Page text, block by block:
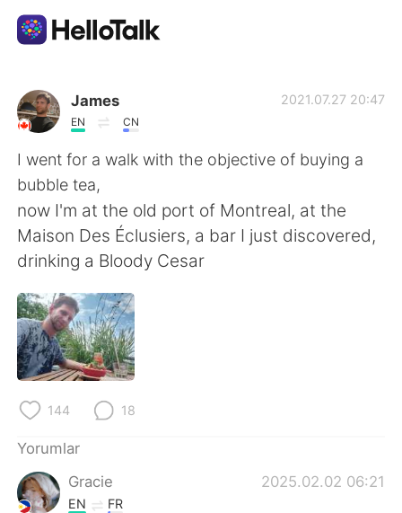
Dil Değişimi Uygulaması
AI Grammar Checker
Türkçe
English 简体中文
繁體中文
العربية
Deutsch
한국어
ไทย
James
EN CN
2021.07.27 20:47
I went for a walk with the objective of buying a
bubble tea,
now I'm at the old port of Montreal, at the
Maison Des Éclusiers, a bar I just discovered,
drinking a Bloody Cesar
144 18
Yorumlar
Gracie
2025.02.02 06:21
EN FR